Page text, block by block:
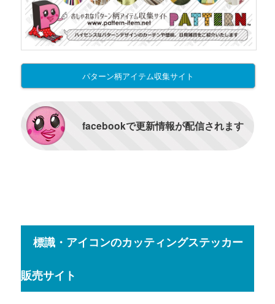
パターン柄アイテム収集サイト
facebookで更新情報が配信されます
標識・アイコンのカッティングステッカー
販売サイト